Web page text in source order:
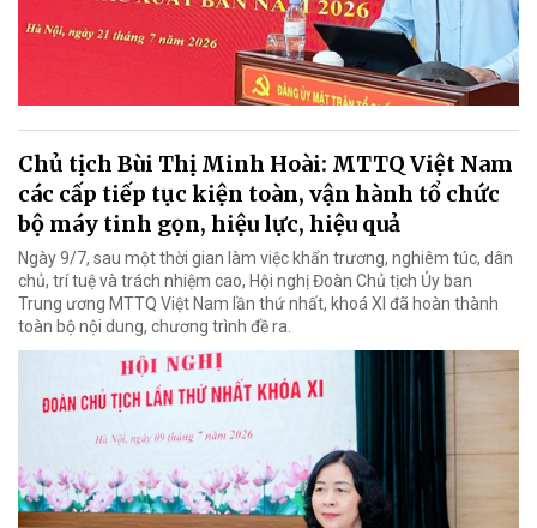
Chủ tịch Bùi Thị Minh Hoài: MTTQ Việt Nam
các cấp tiếp tục kiện toàn, vận hành tổ chức
bộ máy tinh gọn, hiệu lực, hiệu quả
Ngày 9/7, sau một thời gian làm việc khẩn trương, nghiêm túc, dân
chủ, trí tuệ và trách nhiệm cao, Hội nghị Đoàn Chủ tịch Ủy ban
Trung ương MTTQ Việt Nam lần thứ nhất, khoá XI đã hoàn thành
toàn bộ nội dung, chương trình đề ra.